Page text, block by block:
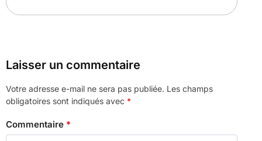
Laisser un commentaire
Votre adresse e-mail ne sera pas publiée. Les champs
obligatoires sont indiqués avec *
Commentaire *